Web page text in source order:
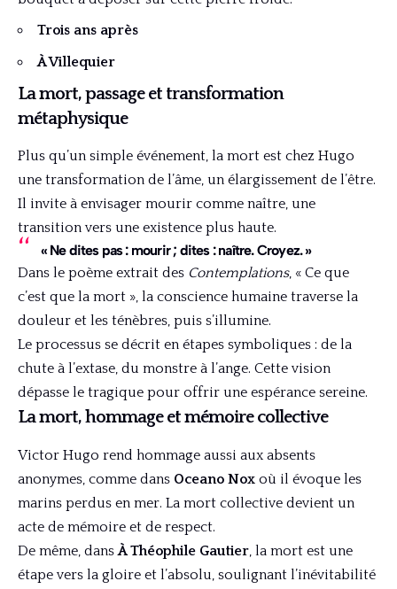
Trois ans après
À Villequier
La mort, passage et transformation
métaphysique
Plus qu’un simple événement, la mort est chez Hugo
une transformation de l’âme, un élargissement de l’être.
Il invite à envisager mourir comme naître, une
transition vers une existence plus haute.
« Ne dites pas : mourir ; dites : naître. Croyez. »
Dans le poème extrait des Contemplations, « Ce que
c’est que la mort », la conscience humaine traverse la
douleur et les ténèbres, puis s’illumine.
Le processus se décrit en étapes symboliques : de la
chute à l’extase, du monstre à l’ange. Cette vision
dépasse le tragique pour offrir une espérance sereine.
La mort, hommage et mémoire collective
Victor Hugo rend hommage aussi aux absents
anonymes, comme dans Oceano Nox où il évoque les
marins perdus en mer. La mort collective devient un
acte de mémoire et de respect.
De même, dansÀ Théophile Gautier, la mort est une
étape vers la gloire et l’absolu, soulignant l’inévitabilité